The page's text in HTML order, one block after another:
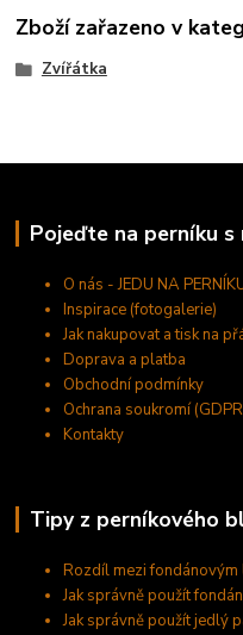
Zboží zařazeno v
Zvířátka
Pojeďte na perníku s
O nás - JEDU NA
Inspirace (fotogalerie)
Jak nakupovat a tisk na
Doprava a platba
Obchodní podmínky
Ochrana soukromí
Kontakty
Tipy z perníkového
Rozdíl mezi
Jak správně použít
Jak správně použít jedlý